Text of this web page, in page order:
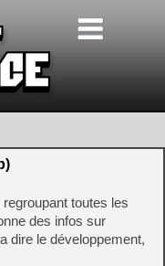
regroupant toutes les
des infos sur
dire le développement,